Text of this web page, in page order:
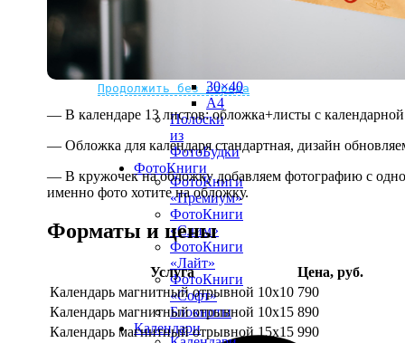
Не нашли Ваш город?
Продолжить без города
30×40
A4
Полоски
из
ФотоБудки
ФотоКниги
ФотоКниги
«Премиум»
ФотоКниги
«Слим»
ФотоКниги
«Лайт»
ФотоКниги
«Софт»
Блокноты
Календари
— В календаре 13 листов: обложка+листы с календарной
— Обложка для календаря стандартная, дизайн
— В кружочек на обложку добавляем фотографию с
именно фото хотите на обложку.
Форматы и цены
Услуга
Цена, руб.
Календарь магнитный отрывной 10x10 790
Календарь магнитный отрывной 10x15 890
Календарь магнитный отрывной 15x15 990